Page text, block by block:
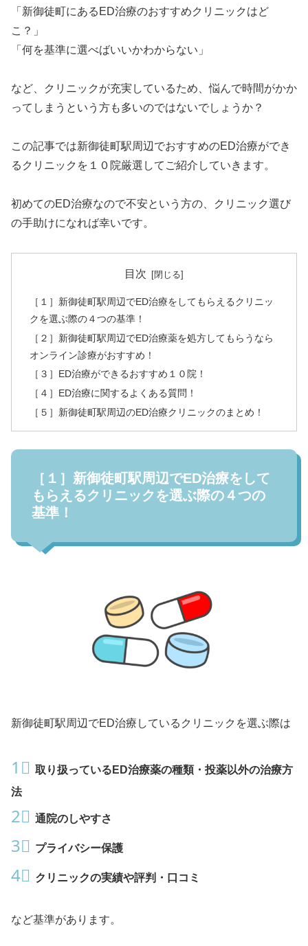
「新御徒町にあるED治療のおすすめクリニックはど
こ？」
「何を基準に選べばいいかわからない」
など、クリニックが充実しているため、悩んで時間がかか
ってしまうという方も多いのではないでしょうか？
この記事では新御徒町駅周辺でおすすめのED治療ができ
るクリニックを１０院厳選してご紹介していきます。
初めてのED治療なので不安という方の、クリニック選び
の手助けになれば幸いです。
目次
［１］新御徒町駅周辺でED治療をしてもらえるクリニッ
クを選ぶ際の４つの基準！
［２］新御徒町駅周辺でED治療薬を処方してもらうなら
オンライン診療がおすすめ！
［３］ED治療ができるおすすめ１０院！
［４］ED治療に関するよくある質問！
［５］新御徒町駅周辺のED治療クリニックのまとめ！
［１］新御徒町駅周辺でED治療をして
もらえるクリニックを選ぶ際の４つの
基準！
新御徒町駅周辺でED治療しているクリニックを選ぶ際は
1⃣ 取り扱っているED治療薬の種類・投薬以外の治療方
法
2⃣ 通院のしやすさ
3⃣ プライバシー保護
4⃣ クリニックの実績や評判・口コミ
など基準があります。